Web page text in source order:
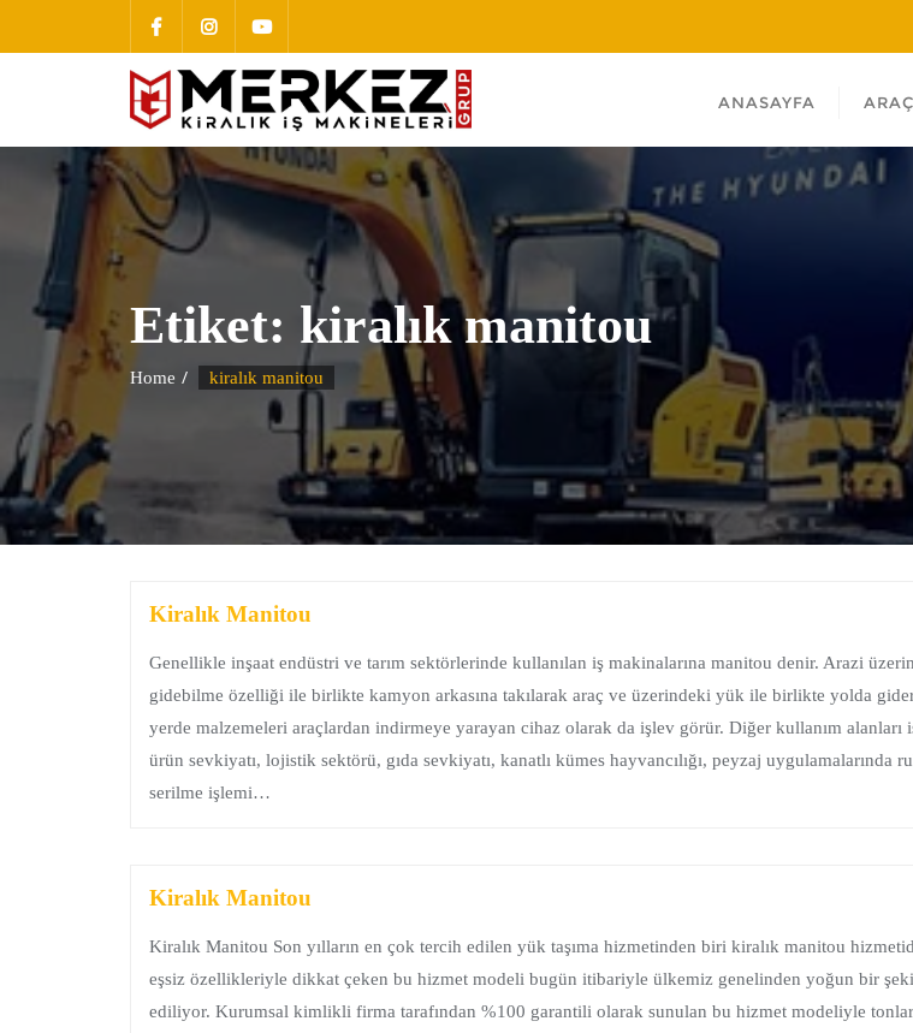
ANASAYFA
Etiket: kiralık manitou
Home kiralık manitou
Kiralık Manitou
Genellikle inşaat endüstri ve tarım sektörlerinde kullanılan iş makinalarına manitou denir. Arazi
gidebilme özelliği ile birlikte kamyon arkasına takılarak araç ve üzerindeki yük ile birlikte yolda
yerde malzemeleri araçlardan indirmeye yarayan cihaz olarak da işlev görür. Diğer kullanım alanları
ürün sevkiyatı, lojistik sektörü, gıda sevkiyatı, kanatlı kümes hayvancılığı, peyzaj uygulamalarında
serilme işlemi…
Kiralık Manitou
Kiralık Manitou Son yılların en çok tercih edilen yük taşıma hizmetinden biri kiralık manitou
eşsiz özellikleriyle dikkat çeken bu hizmet modeli bugün itibariyle ülkemiz genelinden yoğun bir
ediliyor. Kurumsal kimlikli firma tarafından %100 garantili olarak sunulan bu hizmet modeliyle tonlar